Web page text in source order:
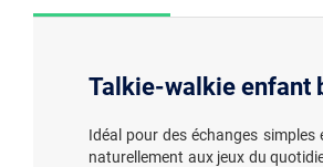
Talkie-walkie enfant
Idéal pour des échanges
naturellement aux jeux du